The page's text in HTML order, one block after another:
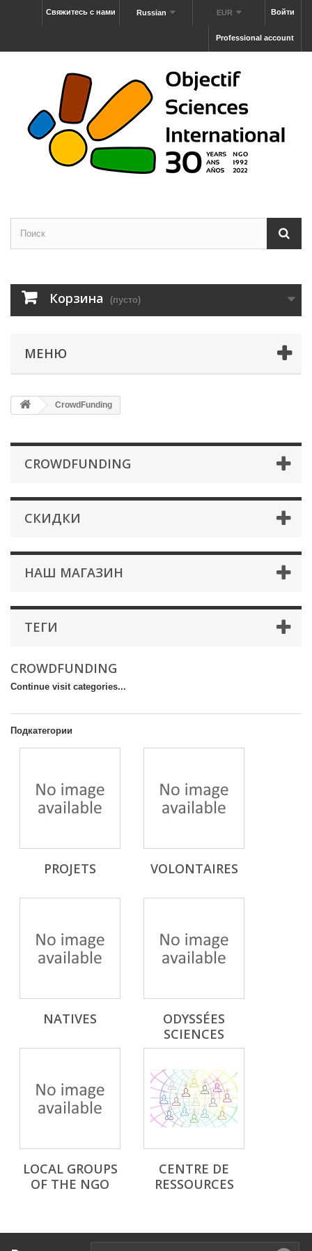
Войти
EUR
Russian
Свяжитесь с нами
Professional account
Корзина (пусто)
МЕНЮ
CrowdFunding
CROWDFUNDING
СКИДКИ
НАШ МАГАЗИН
ТЕГИ
CROWDFUNDING
Continue visit categories...
Подкатегории
PROJETS VOLONTAIRES
NATIVES
ODYSSÉES
SCIENCES
LOCAL GROUPS
OF THE NGO
CENTRE DE
RESSOURCES